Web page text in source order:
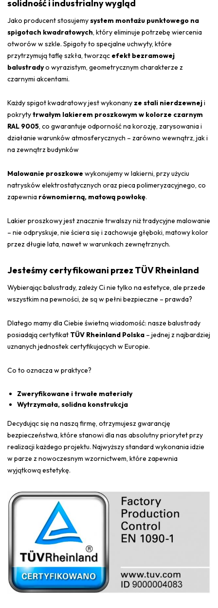
solidność i industrialny wygląd
Jako producent stosujemysystem montażu punktowego na
spigotach kwadratowych, który eliminuje potrzebę wiercenia
otworów w szkle. Spigoty to specjalne uchwyty, które
przytrzymują taflę szkła, tworząc efekt bezramowej
balustradyo wyrazistym, geometrycznym charakterze z
czarnymi akcentami.
Każdy spigot kwadratowy jest wykonany ze stali nierdzewneji
pokrytytrwałym lakierem proszkowym w kolorze czarnym
RAL 9005, co gwarantuje odporność na korozję, zarysowania i
działanie warunków atmosferycznych – zarówno wewnątrz, jak i
na zewnątrz budynków
Malowanie proszkowe wykonujemy w lakierni, przy użyciu
natrysków elektrostatycznych oraz pieca polimeryzacyjnego, co
zapewnia równomierną, matową powłokę.
Lakier proszkowy jest znacznie trwalszy niż tradycyjne malowanie
– nie odpryskuje, nie ściera się i zachowuje głęboki, matowy kolor
przez długie lata, nawet w warunkach zewnętrznych.
Jesteśmy certyfikowani przez TÜV Rheinland
Wybierając balustrady, zależy Ci nie tylko na estetyce, ale przede
wszystkim na pewności, że są w pełni bezpieczne – prawda?
Dlatego mamy dla Ciebie świetną wiadomość: nasze balustrady
posiadają certyfikat TÜV Rheinland Polska – jednej z najbardziej
uznanych jednostek certyfikujących w Europie.
Co to oznacza w praktyce?
Zweryfikowane i trwałe materiały
Wytrzymała, solidna konstrukcja
Decydując się na naszą firmę, otrzymujesz gwarancję
bezpieczeństwa, które stanowi dla nas absolutny priorytet przy
realizacji każdego projektu. Najwyższy standard wykonania idzie
w parze z nowoczesnym wzornictwem, które zapewnia
wyjątkową estetykę.